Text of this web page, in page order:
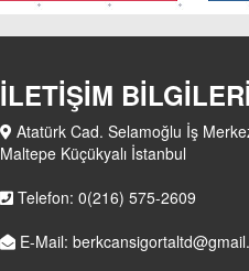
İLETİŞİM
Atatürk Cad. Selamoğlu İş
Maltepe Küçükyalı İstanbul
Telefon: 0(216) 575-2609
E-Mail: